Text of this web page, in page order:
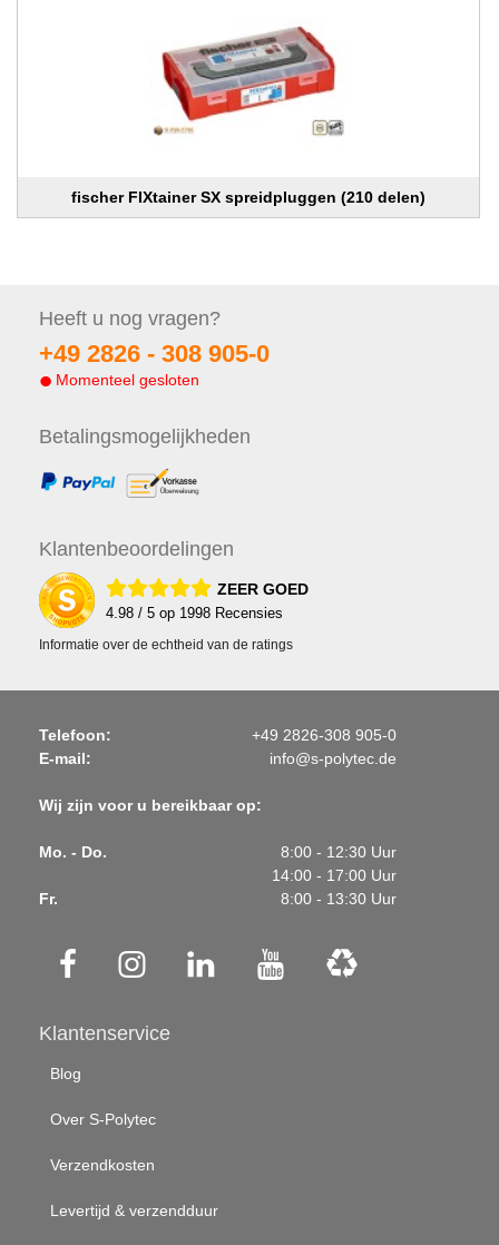
fischer FIXtainer SX spreidpluggen (210 delen)
Heeft u nog vragen?
+49 2826 - 308 905-0
Momenteel gesloten
Betalingsmogelijkheden
Klantenbeoordelingen
ZEER GOED
4.98 / 5 op 1998 Recensies
Informatie over de echtheid van de ratings
Telefoon:
+49 2826-308 905-0
E-mail:
info@s-polytec.de
Wij zijn voor u bereikbaar op:
Mo. - Do.
8:00 - 12:30 Uur
14:00 - 17:00 Uur
Fr.
8:00 - 13:30 Uur
Klantenservice
Blog
Over S-Polytec
Verzendkosten
Levertijd & verzendduur